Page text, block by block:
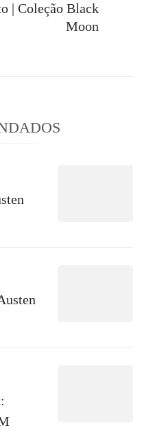
| Coleção Black
Moon